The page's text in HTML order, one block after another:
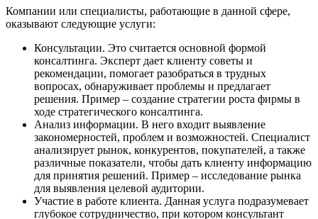
Компании или специалисты, работающие в данной сфере,
оказывают следующие услуги:
Консультации. Это считается основной формой
консалтинга. Эксперт дает клиенту советы и
рекомендации, помогает разобраться в трудных
вопросах, обнаруживает проблемы и предлагает
решения. Пример – создание стратегии роста фирмы в
ходе стратегического консалтинга.
Анализ информации. В него входит выявление
закономерностей, проблем и возможностей. Специалист
анализирует рынок, конкурентов, покупателей, а также
различные показатели, чтобы дать клиенту информацию
для принятия решений. Пример – исследование рынка
для выявления целевой аудитории.
Участие в работе клиента. Данная услуга подразумевает
глубокое сотрудничество, при котором консультант